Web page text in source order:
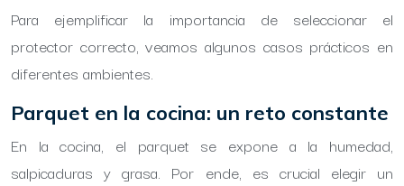
Para ejemplificar la importancia de seleccionar el
protector correcto, veamos algunos casos prácticos en
diferentes ambientes.
Parquet en la cocina: un reto constante
En la cocina, el parquet se expone a la humedad,
salpicaduras y grasa. Por ende, es crucial elegir un